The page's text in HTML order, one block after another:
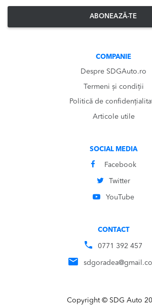
ABONEAZĂ-TE
COMPANIE
Despre SDGAuto.ro
Termeni și condiții
Politică de
Articole utile
SOCIAL MEDIA
Facebook
Twitter
YouTube
CONTACT
0771 392 457
Copyright © SDG Auto